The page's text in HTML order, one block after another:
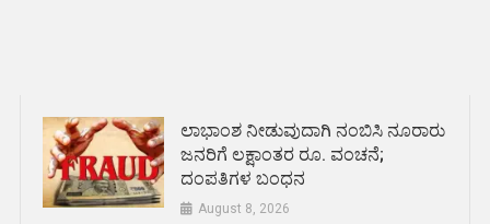
ಲಾಭಾಂಶ ನೀಡುವುದಾಗಿ ನಂಬಿಸಿ ನೂರಾರು
ಜನರಿಗೆ ಲಕ್ಷಾಂತರ ರೂ. ವಂಚನೆ;
ದಂಪತಿಗಳ ಬಂಧನ
August 8, 2026